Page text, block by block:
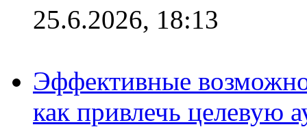
25.6.2026, 18:13
Эффективные
как привлечь целевую